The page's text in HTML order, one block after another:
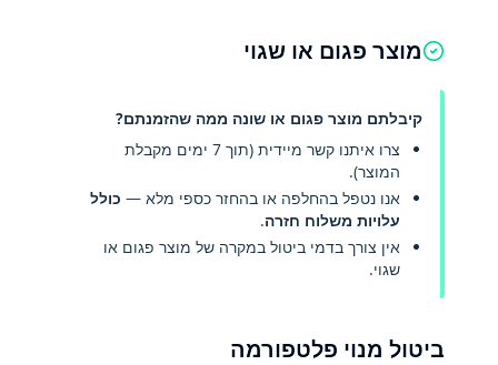
מוצר פגום או שגוי
קיבלתם מוצר פגום או שונה ממה שהזמנתם?
צרו איתנו קשר מיידית (תוך 7 ימים מקבלת
המוצר).
אנו נטפל בהחלפה או בהחזר כספי מלא — כולל
עלויות משלוח חזרה.
אין צורך בדמי ביטול במקרה של מוצר פגום או
שגוי.
ביטול מנוי פלטפורמה